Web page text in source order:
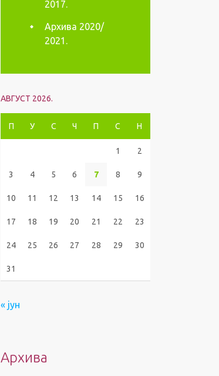
2017.
Архива 2020/
2021.
АВГУСТ 2026.
П У С Ч П С Н
1 2
3 4 5 6 7 8 9
10 11 12 13 14 15 16
17 18 19 20 21 22 23
24 25 26 27 28 29 30
31
« јун
Архива